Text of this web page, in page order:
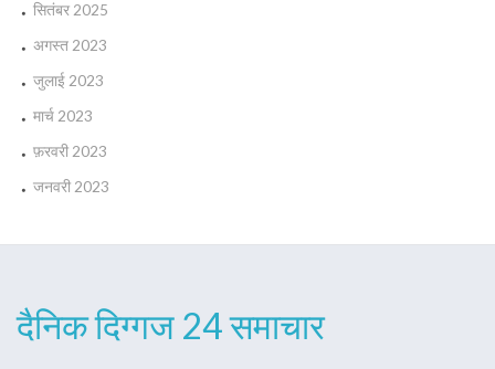
सितंबर 2025
अगस्त 2023
जुलाई 2023
मार्च 2023
फ़रवरी 2023
जनवरी 2023
दैनिक दिग्गज 24 समाचार